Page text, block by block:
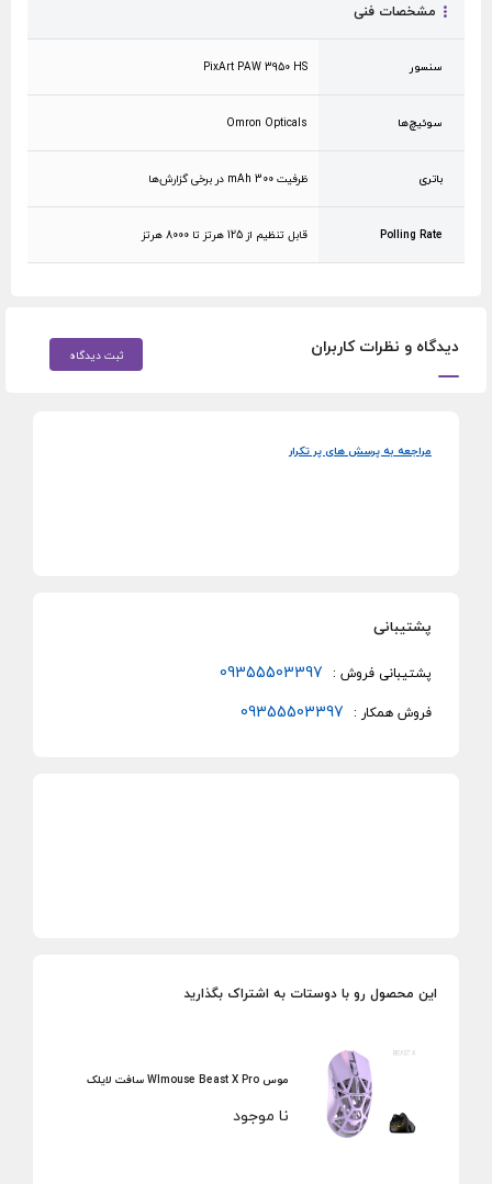
مشخصات فنی
سنسور PixArt PAW 3950 HS
سوئیچ‌ها Omron Opticals
باتری ظرفیت 300 mAh در برخی گزارش‌ها
Polling Rate قابل تنظیم از 125 هرتز تا 8000 هرتز
دیدگاه و نظرات کاربران ثبت دیدگاه
مراجعه به پرسش های پر تکرار
پشتیبانی
پشتیبانی فروش : 09355503397
فروش همکار : 09355503397
این محصول رو با دوستات به اشتراک بگذارید
موس Wlmouse Beast X Pro سافت لایلک
نا موجود